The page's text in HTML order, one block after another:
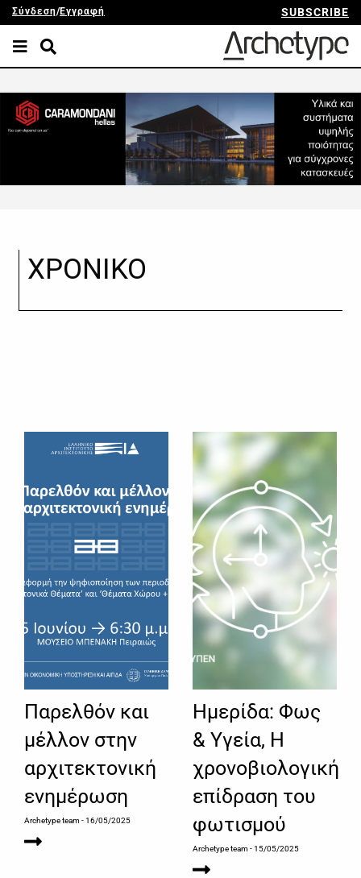
Σύνδεση/Εγγραφή SUBSCRIBE
ΧΡΟΝΙΚΟ
Παρελθόν και
μέλλον στην
αρχιτεκτονική
ενημέρωση
Archetype team- 16/05/2025
Ημερίδα: Φως
& Υγεία, Η
χρονοβιολογική
επίδραση του
φωτισμού
Archetype team- 15/05/2025